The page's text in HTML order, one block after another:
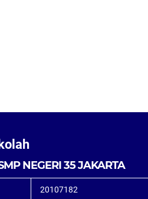
NEGERI 35 JAKARTA
20107182